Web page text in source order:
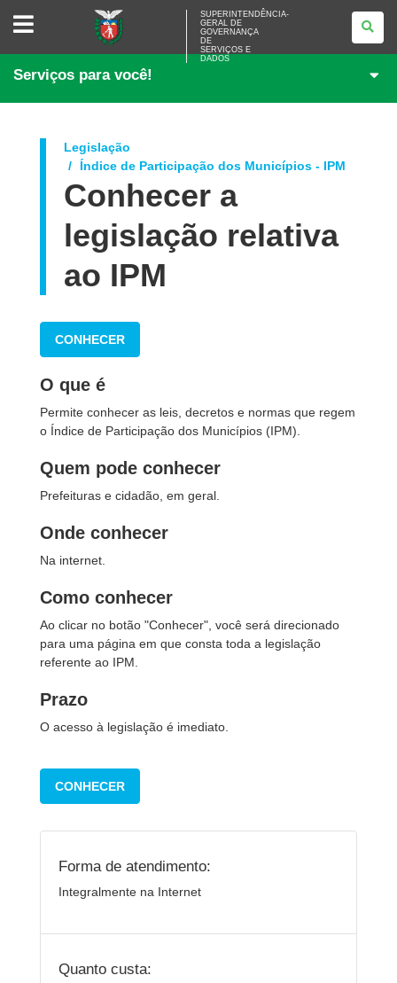
SUPERINTENDÊNCIA-
<BR>GOVERNANÇA
SERVIÇOS
DADOS
SUPERINTENDÊNCIA-
GERAL DE
GOVERNANÇA
DE
SERVIÇOS E
DADOS
Serviços para você!
Legislação
Índice de Participação dos Municípios - IPM
Conhecer a
legislação relativa
ao IPM
CONHECER
O que é
Permite conhecer as leis, decretos e normas que regem
o Índice de Participação dos Municípios (IPM).
Quem pode conhecer
Prefeituras e cidadão, em geral.
Onde conhecer
Na internet.
Como conhecer
Ao clicar no botão "Conhecer", você será direcionado
para uma página em que consta toda a legislação
referente ao IPM.
Prazo
O acesso à legislação é imediato.
CONHECER
Forma de atendimento:
Integralmente na Internet
Quanto custa: